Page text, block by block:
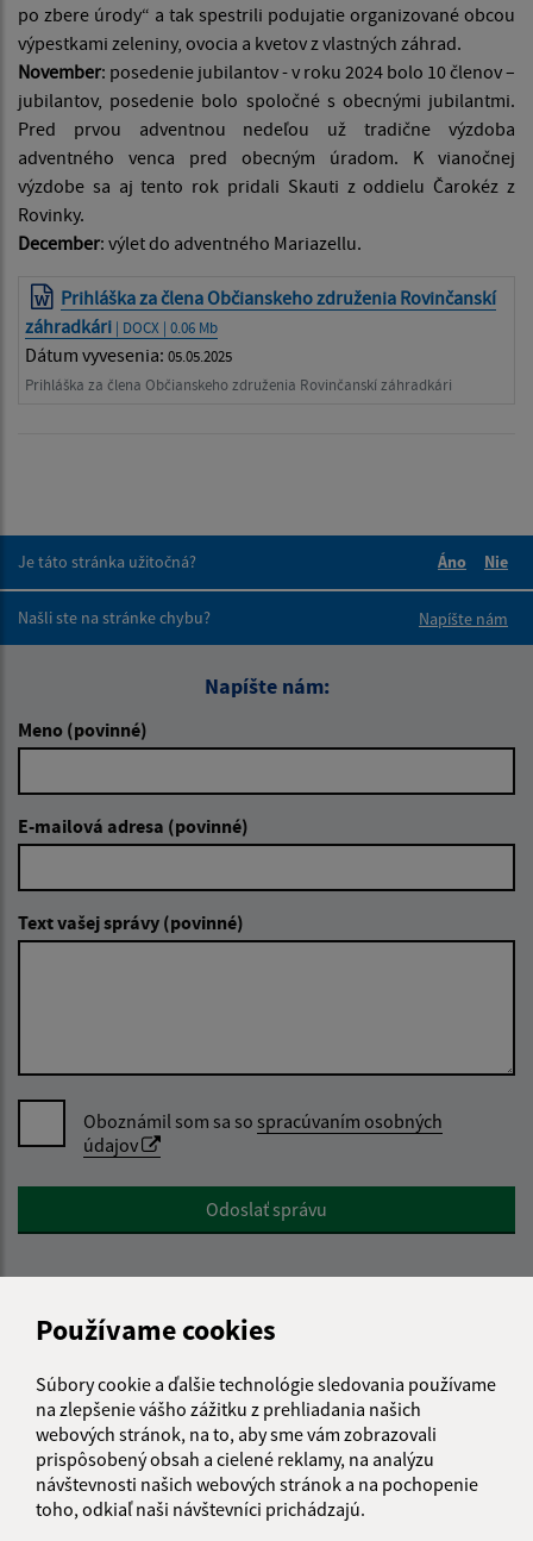
Používame cookies
Súbory cookie a ďalšie technológie sledovania používame
na zlepšenie vášho zážitku z prehliadania našich
webových stránok, na to, aby sme vám zobrazovali
prispôsobený obsah a cielené reklamy, na analýzu
návštevnosti našich webových stránok a na pochopenie
toho, odkiaľ naši návštevníci prichádzajú.
po zbere úrody“ a tak spestrili podujatie organizované obcou
výpestkami zeleniny, ovocia a kvetov z vlastných záhrad.
November: posedenie jubilantov - v roku 2024 bolo 10 členov –
jubilantov, posedenie bolo spoločné s obecnými jubilantmi.
Pred prvou adventnou nedeľou už tradične výzdoba
adventného venca pred obecným úradom. K vianočnej
výzdobe sa aj tento rok pridali Skauti z oddielu Čarokéz z
Rovinky.
December: výlet do adventného Mariazellu.
Prihláška za člena Občianskeho združenia Rovinčanskí
záhradkári | DOCX | 0.06 Mb
Dátum vyvesenia: 05.05.2025
Prihláška za člena Občianskeho združenia Rovinčanskí záhradkári
Je táto stránka užitočná?
Áno
Nie
Našli ste na stránke chybu?
Napíšte nám
Napíšte nám:
Meno (povinné)
E-mailová adresa (povinné)
Text vašej správy (povinné)
Oboznámil som sa so spracúvaním osobných
údajov
Google reCaptcha ResponseOdoslať správu
Úradné hodiny:
Deň
Čas doobeda Čas poobede
Pondelok:
08:00 - 12:00 13:00 - 16:00
Utorok:
nestránkový deň
Streda:
08:00 - 12:00 13:00 - 17:00
Štvrtok:
nestránkový deň
08:00 - 12:00